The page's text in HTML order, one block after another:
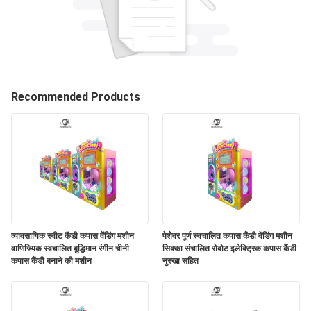
Recommended Products
व्यावसायिक स्वीट कैंडी कपास वेंडिंग मशीन
वाणिज्यिक स्वचालित बुद्धिमान रंगीन चीनी
कपास कैंडी बनाने की मशीन
पेशेवर पूर्ण स्वचालित कपास कैंडी वेंडिंग मशीन
सिक्का संचालित रोबोट इलेक्ट्रिक कपास कैंडी
नुस्खा सहित